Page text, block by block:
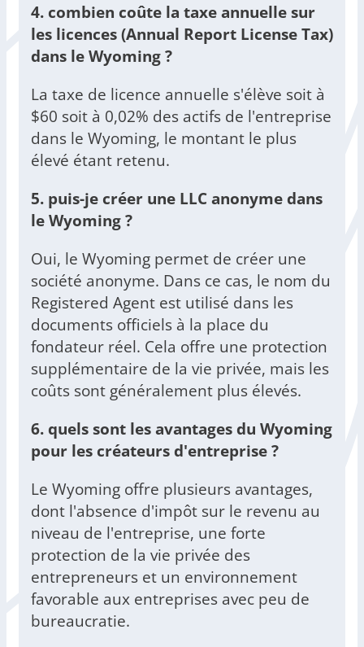
4. combien coûte la taxe annuelle sur
les licences (Annual Report License Tax)
dans le Wyoming ?
La taxe de licence annuelle s'élève soit à
$60 soit à 0,02% des actifs de l'entreprise
dans le Wyoming, le montant le plus
élevé étant retenu.
5. puis-je créer une LLC anonyme dans
le Wyoming ?
Oui, le Wyoming permet de créer une
société anonyme. Dans ce cas, le nom du
Registered Agent est utilisé dans les
documents officiels à la place du
fondateur réel. Cela offre une protection
supplémentaire de la vie privée, mais les
coûts sont généralement plus élevés.
6. quels sont les avantages du Wyoming
pour les créateurs d'entreprise ?
Le Wyoming offre plusieurs avantages,
dont l'absence d'impôt sur le revenu au
niveau de l'entreprise, une forte
protection de la vie privée des
entrepreneurs et un environnement
favorable aux entreprises avec peu de
bureaucratie.